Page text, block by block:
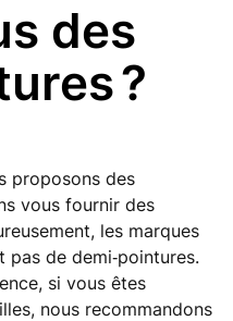
des
?
proposons des
vous fournir des
les marques
pas de demi‑pointures.
si vous êtes
nous recommandons